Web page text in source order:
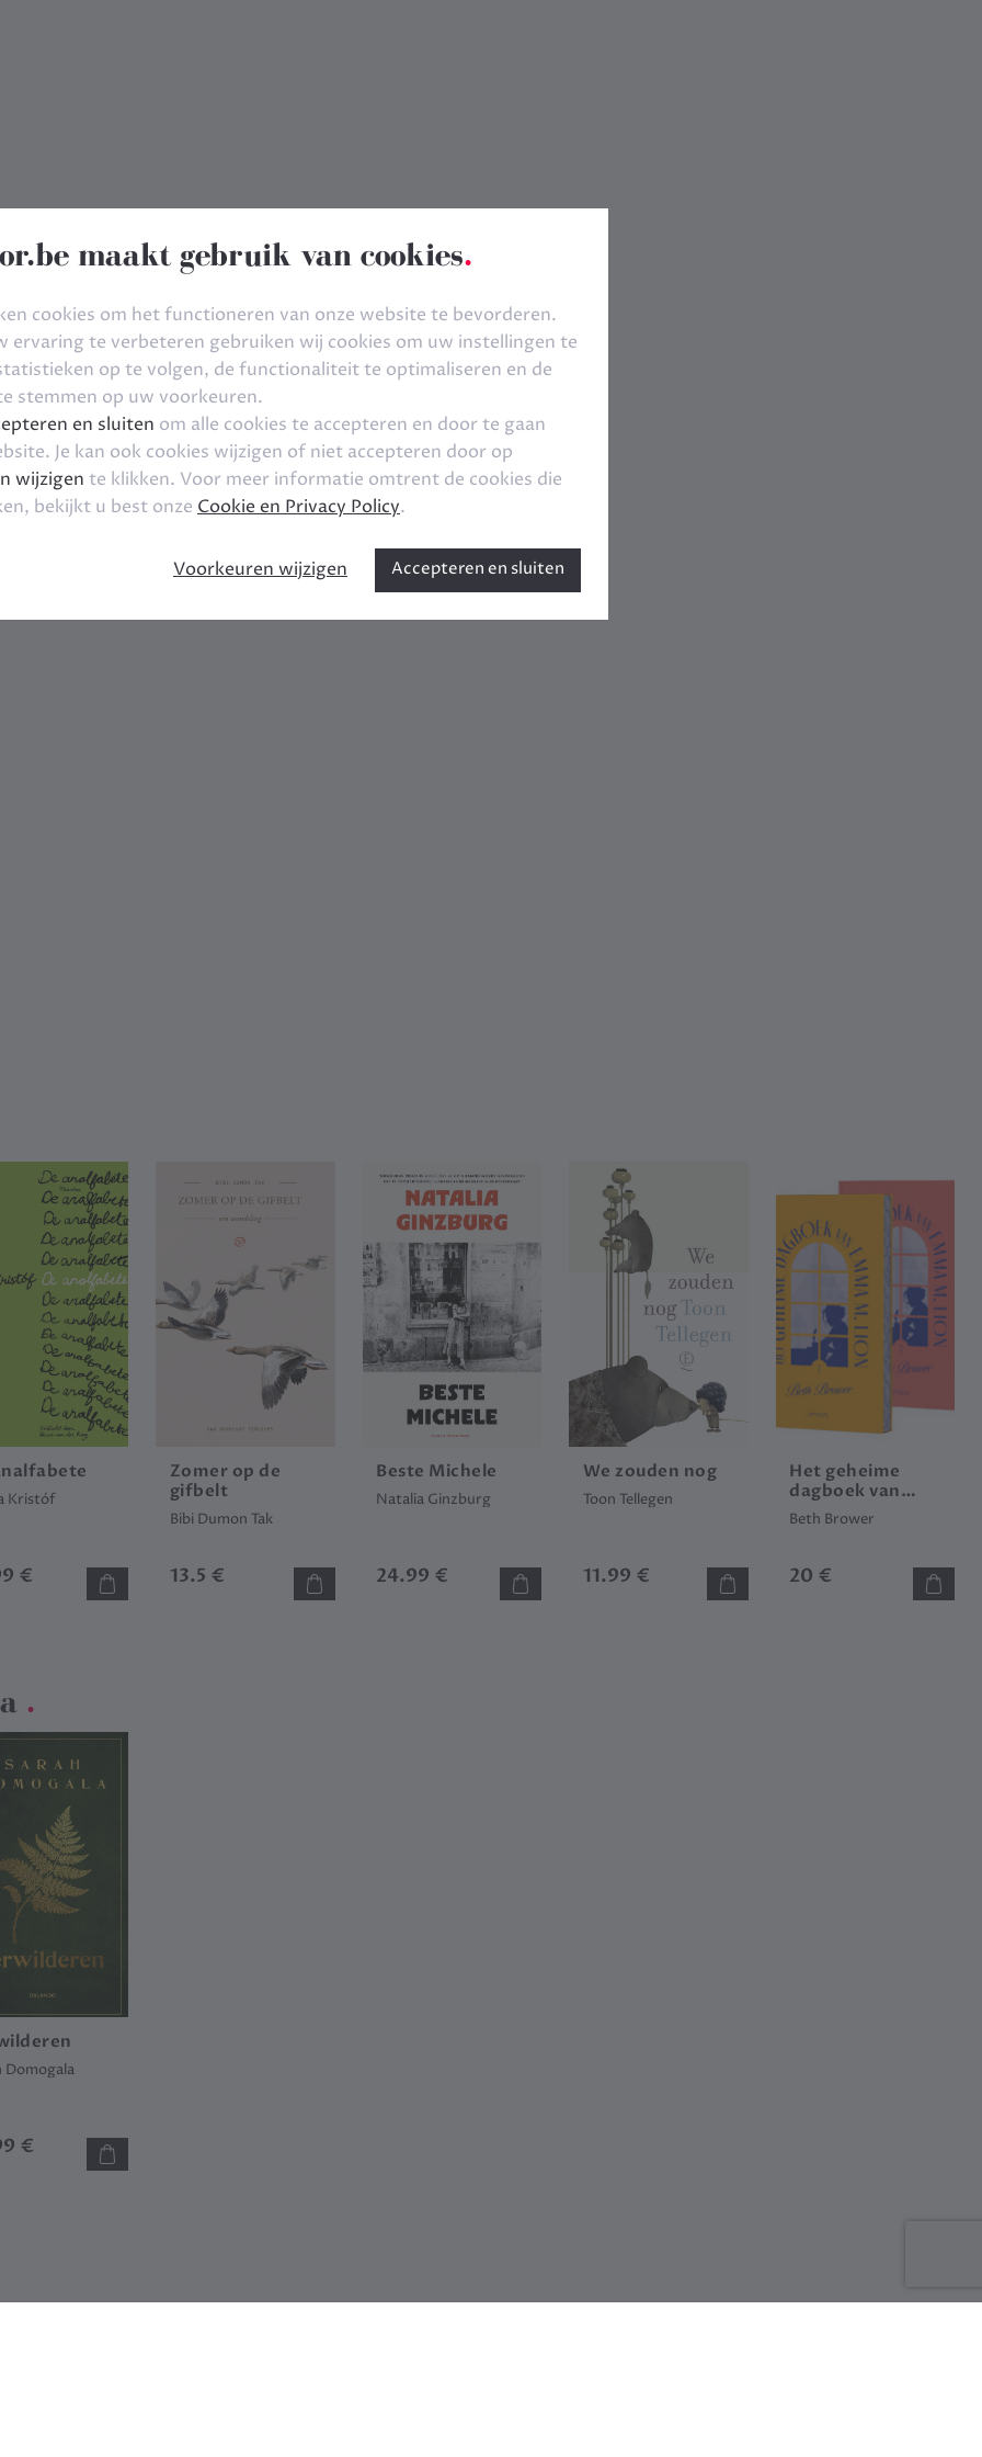
Kristóf
€
Zomer op de
gifbelt
Bibi Dumon Tak
13.5 €
Beste Michele
Natalia Ginzburg
24.99 €
We zouden nog
Toon Tellegen
11.99 €
Het geheime
dagboek van
Emma M. Lion
(set)
Beth Brower
20 €
.
Domogala
€
maakt gebruik van cookies.
cookies om het functioneren van onze website te bevorderen.
ervaring te verbeteren gebruiken wij cookies om uw instellingen te
op te volgen, de functionaliteit te optimaliseren en de
stemmen op uw voorkeuren.
en sluiten om alle cookies te accepteren en door te gaan
Je kan ook cookies wijzigen of niet accepteren door op
wijzigen te klikken. Voor meer informatie omtrent de cookies die
bekijkt u best onze Cookie en Privacy Policy.
Accepteren en sluiten
Voorkeuren wijzigen